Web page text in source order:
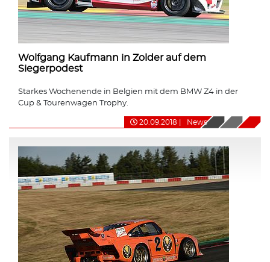
Wolfgang Kaufmann in Zolder auf dem
Siegerpodest
Starkes Wochenende in Belgien mit dem BMW Z4 in der
Cup & Tourenwagen Trophy.
20.09.2018 News